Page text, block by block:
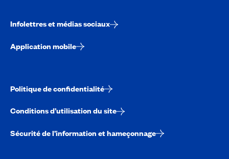
Infolettres et médias sociaux
Application mobile
Politique de confidentialité
Conditions d’utilisation du site
Sécurité de l’information et hameçonnage